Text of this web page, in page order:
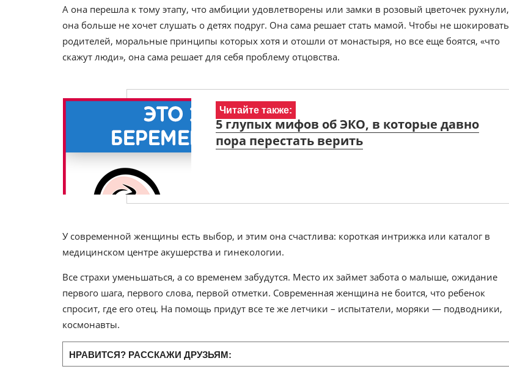
А она перешла к тому этапу, что амбиции удовлетворены или замки в розовый цветочек рухнули,
она больше не хочет слушать о детях подруг. Она сама решает стать мамой. Чтобы не шокировать
родителей, моральные принципы которых хотя и отошли от монастыря, но все еще боятся, «что
скажут люди», она сама решает для себя проблему отцовства.
Читайте также:
5 глупых мифов об ЭКО, в которые давно
пора перестать верить
У современной женщины есть выбор, и этим она счастлива: короткая интрижка или каталог в
медицинском центре акушерства и гинекологии.
Все страхи уменьшаться, а со временем забудутся. Место их займет забота о малыше, ожидание
первого шага, первого слова, первой отметки. Современная женщина не боится, что ребенок
спросит, где его отец. На помощь придут все те же летчики – испытатели, моряки — подводники,
космонавты.
НРАВИТСЯ? РАССКАЖИ ДРУЗЬЯМ: